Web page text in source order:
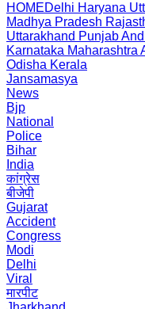
HOMEDelhi Haryana
Madhya Pradesh
Uttarakhand Punjab
Karnataka Maharashtra
Odisha Kerala
Jansamasya
News
Bjp
National
Police
Bihar
India
कांग्रेस
बीजेपी
Gujarat
Accident
Congress
Modi
Delhi
Viral
मारपीट